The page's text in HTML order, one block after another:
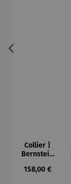
Collier |
Bernstein
Mond und
Regulärer
158,00 €